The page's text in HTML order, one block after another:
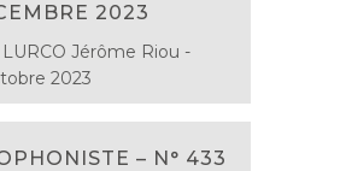
2023
Jérôme Riou -
2023
– N° 433